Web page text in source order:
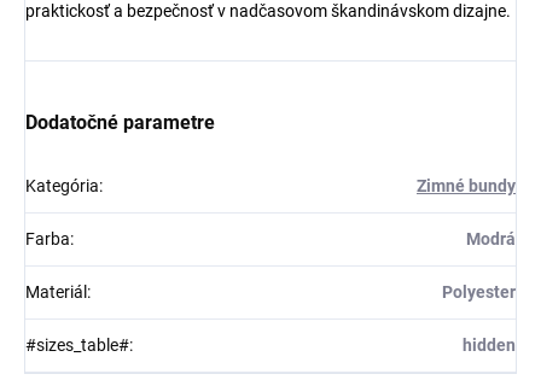
praktickosť a bezpečnosť v nadčasovom škandinávskom dizajne.
Dodatočné parametre
Kategória: Zimné bundy
Farba: Modrá
Materiál : Polyester
#sizes_table#: hidden